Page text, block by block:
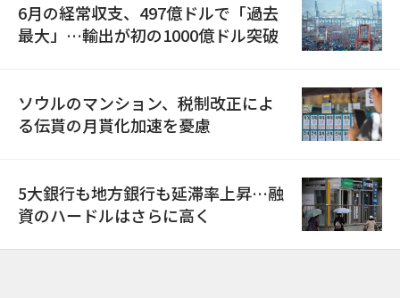
6月の経常収支、497億ドルで「過去
最大」…輸出が初の1000億ドル突破
ソウルのマンション、税制改正によ
る伝貰の月貰化加速を憂慮
5大銀行も地方銀行も延滞率上昇…融
資のハードルはさらに高く